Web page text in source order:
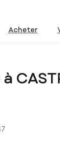
Acheter